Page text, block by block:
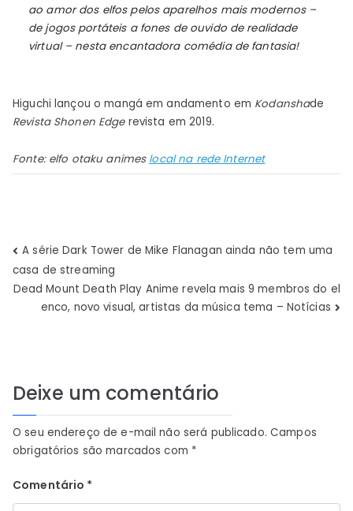
ao amor dos elfos pelos aparelhos mais modernos –
de jogos portáteis a fones de ouvido de realidade
virtual – nesta encantadora comédia de fantasia!
Higuchi lançou o mangá em andamento em Kodanshade
Revista Shonen Edgerevista em 2019.
Fonte: elfo otakuanimes local na rede Internet
Navegação
de
Post
A série Dark Tower de Mike Flanagan ainda não tem uma
casa de streaming
Dead Mount Death Play Anime revela mais 9 membros do el
enco, novo visual, artistas da música tema – Notícias
Deixe um comentário
O seu endereço de e-mail não será publicado. Campos
obrigatórios são marcados com *
Comentário *